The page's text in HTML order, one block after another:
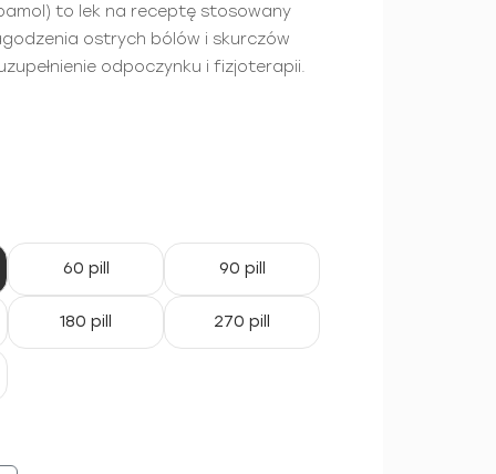
to lek na receptę stosowany
ostrych bólów i skurczów
odpoczynku i fizjoterapii.
60 pill 90 pill
180 pill 270 pill